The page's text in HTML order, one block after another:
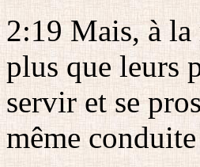
2:19 Mais, à
plus que leurs
servir et se
même